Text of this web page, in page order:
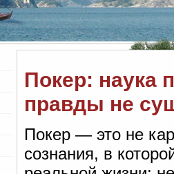
Покер: наука
правды не
Покер — это не
сознания, в